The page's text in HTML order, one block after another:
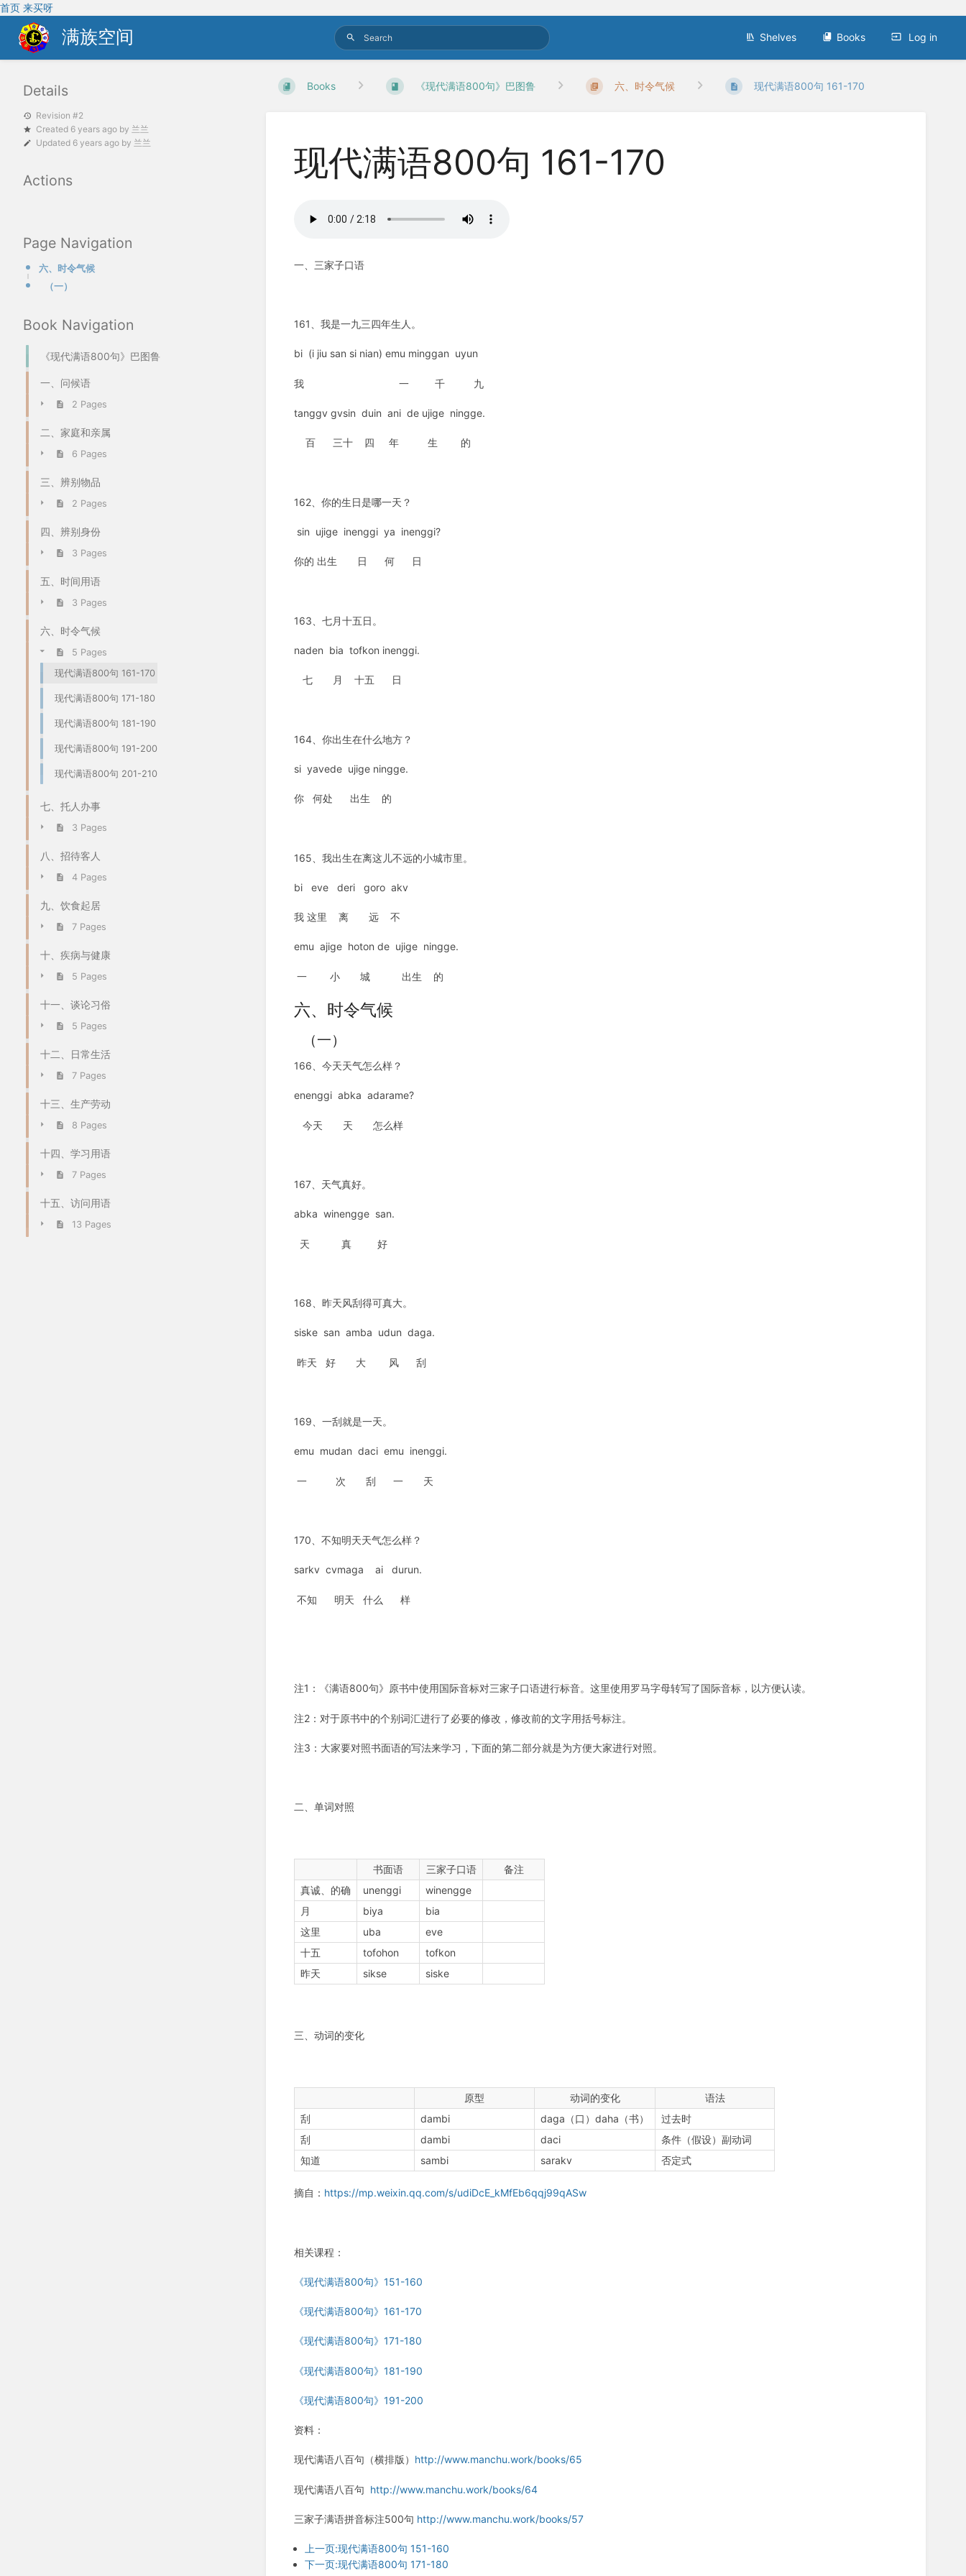
首页 来买呀
满族空间 Shelves Books Log in
Page Navigation
六、时令气候
（一）
Book Navigation
《现代满语800句》巴图鲁
一、问候语
2 Pages
二、家庭和亲属
6 Pages
三、辨别物品
2 Pages
四、辨别身份
3 Pages
五、时间用语
3 Pages
六、时令气候
5 Pages
现代满语800句 161-170
现代满语800句 171-180
现代满语800句 181-190
现代满语800句 191-200
现代满语800句 201-210
七、托人办事
3 Pages
八、招待客人
4 Pages
九、饮食起居
7 Pages
十、疾病与健康
5 Pages
十一、谈论习俗
5 Pages
十二、日常生活
7 Pages
十三、生产劳动
8 Pages
十四、学习用语
7 Pages
十五、访问用语
13 Pages
Books 《现代满语800句》巴图鲁 六、时令气候 现代满语800句 161-170
现代满语800句 161-170
一、三家子口语
161、我是一九三四年生人。
bi (i jiu san si nian) emu minggan uyun
我 一 千 九
tanggv gvsin duin ani de ujige ningge.
百 三十 四 年 生 的
162、你的生日是哪一天？
sin ujige inenggi ya inenggi?
你的 出生 日 何 日
163、七月十五日。
naden bia tofkon inenggi.
七 月 十五 日
164、你出生在什么地方？
si yavede ujige ningge.
你 何处 出生 的
165、我出生在离这儿不远的小城市里。
bi eve deri goro akv
我 这里 离 远 不
emu ajige hoton de ujige ningge.
一 小 城 出生 的
六、时令气候
（一）
166、今天天气怎么样？
enenggi abka adarame?
今天 天 怎么样
167、天气真好。
abka winengge san.
天 真 好
168、昨天风刮得可真大。
siske san amba udun daga.
昨天 好 大 风 刮
169、一刮就是一天。
emu mudan daci emu inenggi.
一 次 刮 一 天
170、不知明天天气怎么样？
sarkv cvmaga ai durun.
不知 明天 什么 样
注1：《满语800句》原书中使用国际音标对三家子口语进行标音。这里使用罗马字母转写了国际音标，以方便认读。
注2：对于原书中的个别词汇进行了必要的修改，修改前的文字用括号标注。
注3：大家要对照书面语的写法来学习，下面的第二部分就是为方便大家进行对照。
二、单词对照
书面语 三家子口语
备注
真诚、的确
unenggi
winengge
月
biya
bia
这里
uba
eve
十五
tofohon
tofkon
昨天
sikse siske
三、动词的变化
原型 动词的变化
语法
刮
dambi daga（口）daha（书）
过去时
刮
dambi daci
条件（假设）副动词
知道
sambi sarakv 否定式
摘自： https://mp.weixin.qq.com/s/udiDcE_kMfEb6qqj99qASw
相关课程：
《现代满语800句》151-160
《现代满语800句》161-170
《现代满语800句》171-180
《现代满语800句》181-190
《现代满语800句》191-200
资料：
现代满语八百句（横排版） http://www.manchu.work/books/65
现代满语八百句 http://www.manchu.work/books/64
三家子满语拼音标注500句 http://www.manchu.work/books/57
上一页:现代满语800句 151-160
下一页:现代满语800句 171-180
Details
Revision #2
Created 6 years ago by 兰兰
Updated 6 years ago by 兰兰
Actions